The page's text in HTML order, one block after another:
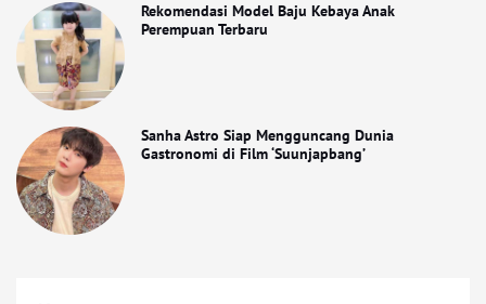
Rekomendasi Model Baju Kebaya Anak
Perempuan Terbaru
Sanha Astro Siap Mengguncang Dunia
Gastronomi di Film ‘Suunjapbang’